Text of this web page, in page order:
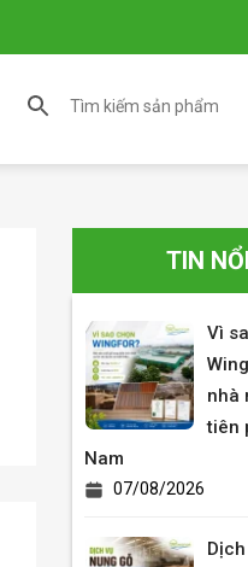
TIN
Vì
nhà
tiên
Nam
07/08/2026